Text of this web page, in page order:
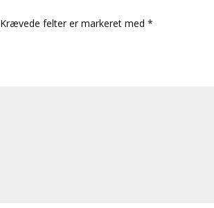
Krævede felter er markeret med *